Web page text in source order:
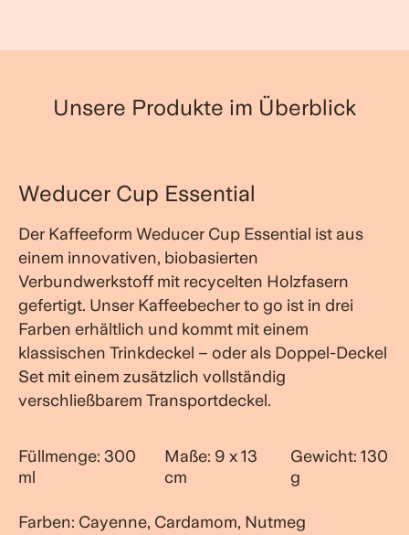
Unsere Produkte im Überblick
Weducer Cup Essential
Der Kaffeeform Weducer Cup Essential ist aus
einem innovativen, biobasierten
Verbundwerkstoff mit recycelten Holzfasern
gefertigt. Unser Kaffeebecher to go ist in drei
Farben erhältlich und kommt mit einem
klassischen Trinkdeckel – oder als Doppel-Deckel
Set mit einem zusätzlich vollständig
verschließbarem Transportdeckel.
Füllmenge: 300
ml
Maße: 9 x 13
cm
Gewicht: 130
g
Farben: Cayenne, Cardamom, Nutmeg